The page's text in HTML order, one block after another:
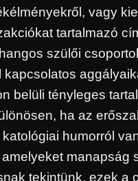
vagy
tartalmazó
szülői
kapcsolatos
belüli tényleges
ha az
katológiai humorról
manapság
tekintünk, ezek a